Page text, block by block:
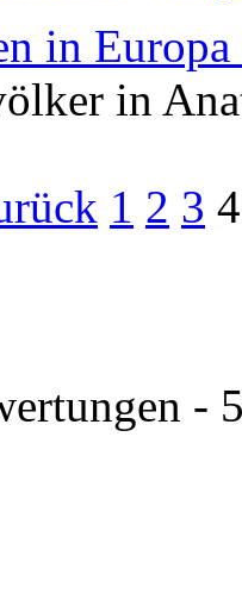
in
in
1 2 3 4
-